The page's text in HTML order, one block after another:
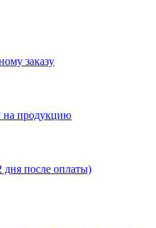
заказу
на продукцию
дня после оплаты)